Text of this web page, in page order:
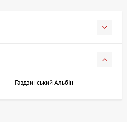
Гавдзинський Альбін